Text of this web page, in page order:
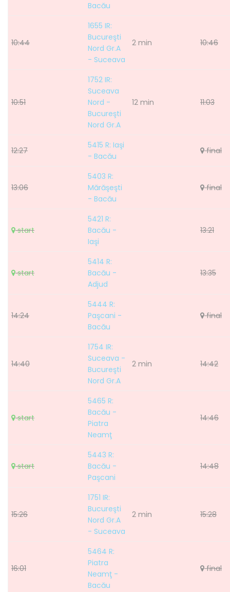
Bacău
10:44
1655 IR:
Bucureşti
Nord Gr.A
- Suceava
2 min 10:46
10:51
1752 IR:
Suceava
Nord -
Bucureşti
Nord Gr.A
12 min 11:03
12:27
5415 R: Iaşi
- Bacău
final
13:06
5403 R:
Mărăşeşti
- Bacău
final
start
5421 R:
Bacău -
Iaşi
13:21
start
5414 R:
Bacău -
Adjud
13:35
14:24
5444 R:
Paşcani -
Bacău
final
14:40
1754 IR:
Suceava -
Bucureşti
Nord Gr.A
2 min 14:42
start
5465 R:
Bacău -
Piatra
Neamţ
14:46
start
5443 R:
Bacău -
Paşcani
14:48
15:26
1751 IR:
Bucureşti
Nord Gr.A
- Suceava
2 min 15:28
16:01
5464 R:
Piatra
Neamţ -
Bacău
final